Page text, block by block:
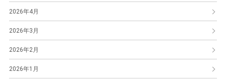
2026年4月
2026年3月
2026年2月
2026年1月